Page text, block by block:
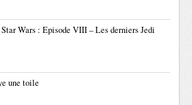
Wars : Episode VIII – Les derniers Jedi
une toile